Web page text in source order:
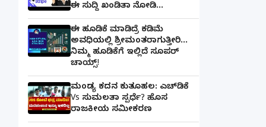
ಈ ಸುದ್ದಿ ಖಂಡಿತಾ ನೋಡಿ...
ಈ ಹೂಡಿಕೆ ಮಾಡಿದ್ರೆ ಕಡಿಮೆ
ಅವಧಿಯಲ್ಲಿ ಶ್ರೀಮಂತರಾಗುತ್ತೀರಿ...
ನಿಮ್ಮ ಹೂಡಿಕೆಗೆ ಇಲ್ಲಿದೆ ಸೂಪರ್
ಚಾಯ್ಸ್‌!
ಮಂಡ್ಯ ಕದನ ಕುತೂಹಲ: ಎಚ್‌ಡಿಕೆ
Vs ಸುಮಲತಾ ಸ್ಪರ್ಧೆ? ಹೊಸ
ರಾಜಕೀಯ ಸಮೀಕರಣ